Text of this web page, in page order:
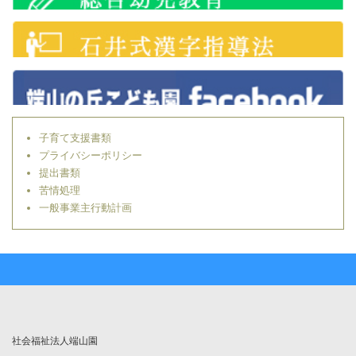
子育て支援書類
プライバシーポリシー
提出書類
苦情処理
一般事業主行動計画
社会福祉法人端山園